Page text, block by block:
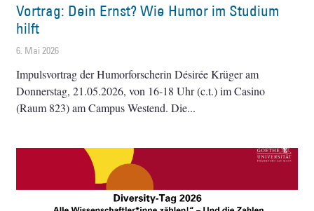
Vortrag: Dein Ernst? Wie Humor im Studium
hilft
6. Mai 2026
Impulsvortrag der Humorforscherin Désirée Krüger am
Donnerstag, 21.05.2026, von 16-18 Uhr (c.t.) im Casino
(Raum 823) am Campus Westend. Die